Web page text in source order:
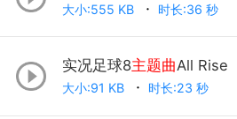
大小:555 KB 时长:36 秒
实况足球8主题曲All Rise
大小:91 KB 时长:23 秒